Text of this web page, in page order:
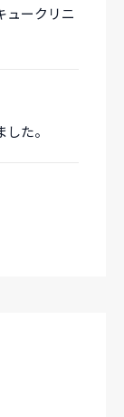
ュークリニ
た。